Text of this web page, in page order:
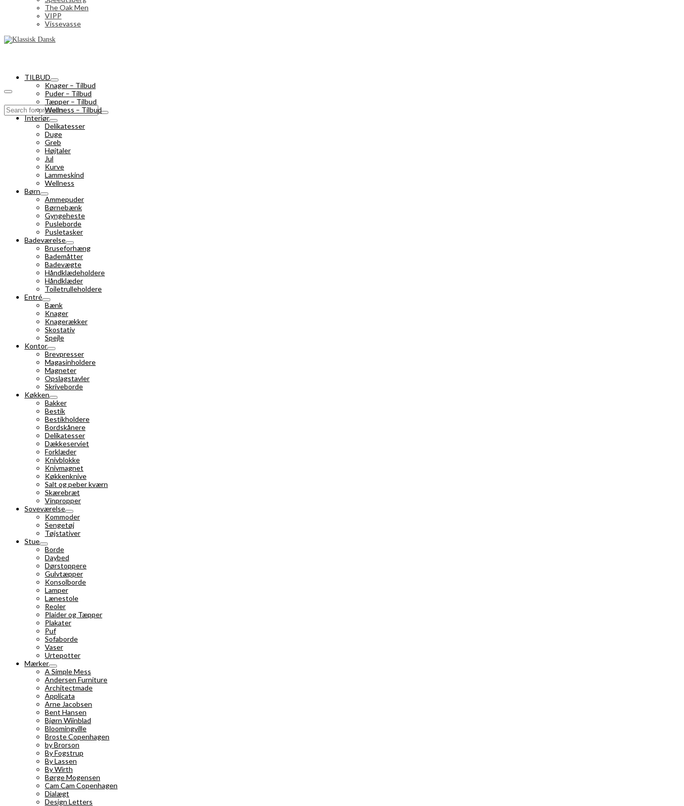
The Oak Men
VIPP
Vissevasse
Search
for:
TILBUD
Knager – Tilbud
Puder – Tilbud
Tæpper – Tilbud
Wellness – Tilbud
Interiør
Delikatesser
Duge
Greb
Højtaler
Jul
Kurve
Lammeskind
Wellness
Børn
Ammepuder
Børnebænk
Gyngeheste
Pusleborde
Pusletasker
Badeværelse
Bruseforhæng
Bademåtter
Badevægte
Håndklædeholdere
Håndklæder
Toiletrulleholdere
Entré
Bænk
Knager
Knagerækker
Skostativ
Spejle
Kontor
Brevpresser
Magasinholdere
Magneter
Opslagstavler
Skriveborde
Køkken
Bakker
Bestik
Bestikholdere
Bordskånere
Delikatesser
Dækkeserviet
Forklæder
Knivblokke
Knivmagnet
Køkkenknive
Salt og peber kværn
Skærebræt
Vinpropper
Soveværelse
Kommoder
Sengetøj
Tøjstativer
Stue
Borde
Daybed
Dørstoppere
Gulvtæpper
Konsolborde
Lamper
Lænestole
Reoler
Plaider og Tæpper
Plakater
Puf
Sofaborde
Vaser
Urtepotter
Mærker
A Simple Mess
Andersen Furniture
Architectmade
Applicata
Arne Jacobsen
Bent Hansen
Bjørn Wiinblad
Bloomingville
Broste Copenhagen
by Brorson
By Fogstrup
By Lassen
By Wirth
Børge Mogensen
Cam Cam Copenhagen
Dialægt
Design Letters